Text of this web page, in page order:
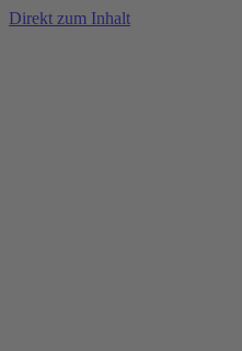
Direkt zum Inhalt